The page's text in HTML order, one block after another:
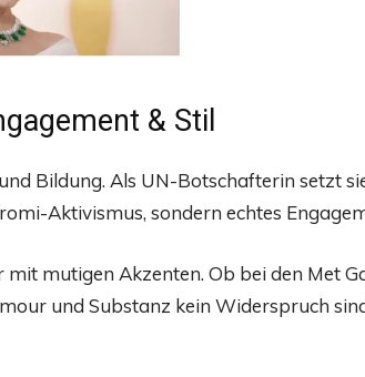
& Stil
Bildung. Als UN-Botschafterin setzt
Aktivismus, sondern echtes
mutigen Akzenten. Ob bei den Met
und Substanz kein Widerspruch